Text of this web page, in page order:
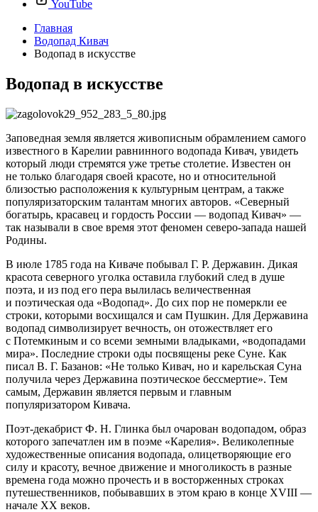
YouTube
Главная
Водопад Кивач
Водопад в искусстве
Водопад в искусстве
Заповедная земля является живописным обрамлением самого
известного в Карелии равнинного водопада Кивач, увидеть
который люди стремятся уже третье столетие. Известен он
не только благодаря своей красоте, но и относительной
близостью расположения к культурным центрам, а также
популяризаторским талантам многих авторов. «Северный
богатырь, красавец и гордость России — водопад Кивач» —
так называли в свое время этот феномен северо-запада нашей
Родины.
В июле 1785 года на Киваче побывал Г. Р. Державин. Дикая
красота северного уголка оставила глубокий след в душе
поэта, и из под его пера вылилась величественная
и поэтическая ода «Водопад». До сих пор не померкли ее
строки, которыми восхищался и сам Пушкин. Для Державина
водопад символизирует вечность, он отожествляет его
с Потемкиным и со всеми земными владыками, «водопадами
мира». Последние строки оды посвящены реке Суне. Как
писал В. Г. Базанов: «Не только Кивач, но и карельская Суна
получила через Державина поэтическое бессмертие». Тем
самым, Державин является первым и главным
популяризатором Кивача.
Поэт-декабрист Ф. Н. Глинка был очарован водопадом, образ
которого запечатлен им в поэме «Карелия». Великолепные
художественные описания водопада, олицетворяющие его
силу и красоту, вечное движение и многоликость в разные
времена года можно прочесть и в восторженных строках
путешественников, побывавших в этом краю в конце XVIII —
начале XX веков.